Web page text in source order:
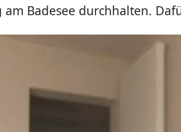
am Badesee durchhalten.